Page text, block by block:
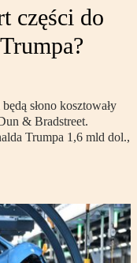
części do
słono kosztowały
& Bradstreet.
Trumpa 1,6 mld dol.,